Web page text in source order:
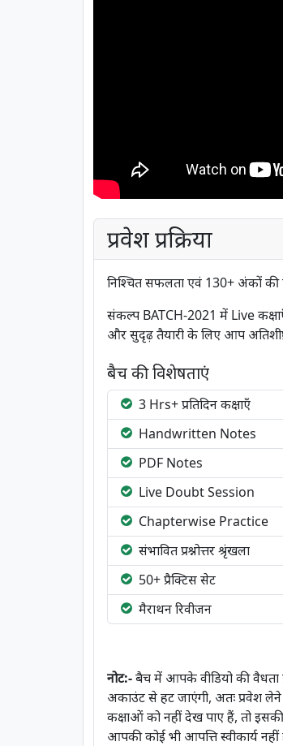
प्रवेश प्रक्रिया
निश्चित सफलता एवं 130+ अंकों
संकल्प BATCH-2021 में Live
और सुदृढ़ तैयारी के लिए आप
बैच की विशेषताएं
3 Hrs+ प्रतिदिन कक्षाएँ
Handwritten Notes
PDF Notes
Live Doubt Session
Chapterwise Practice
संभावित प्रश्नोत्तर श्रृंखला
50+ प्रैक्टिस सेट
मैराथन रिवीजन
नोट:-बैच में आपके वीडियो की वैधता
अकाउंट से हट जाएंगी, अतः प्रवेश
कक्षाओं को नहीं देख पाए हैं, तो
आपकी कोई भी आपत्ति स्वीकार्य नहीं